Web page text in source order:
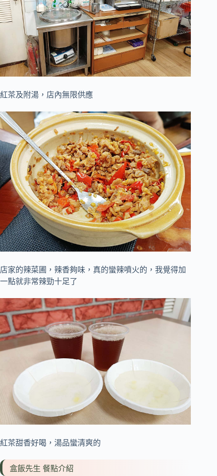
紅茶及附湯，店內無限供應
店家的辣菜圃，辣香夠味，真的蠻辣噴火的，我覺得加
一點就非常辣勁十足了
紅茶甜香好喝，湯品蠻清爽的
盒飯先生 餐點介紹